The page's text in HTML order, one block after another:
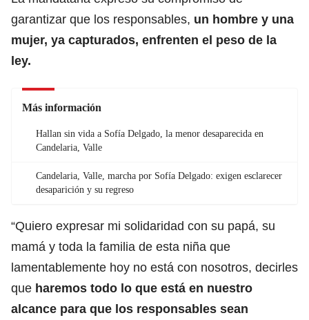
garantizar que los responsables, un hombre y una
mujer, ya capturados, enfrenten el peso de la
ley.
Más información
Hallan sin vida a Sofía Delgado, la menor desaparecida en
Candelaria, Valle
Candelaria, Valle, marcha por Sofía Delgado: exigen esclarecer
desaparición y su regreso
“Quiero expresar mi solidaridad con su papá, su
mamá y toda la familia de esta niña que
lamentablemente hoy no está con nosotros, decirles
que haremos todo lo que está en nuestro
alcance para que los responsables sean